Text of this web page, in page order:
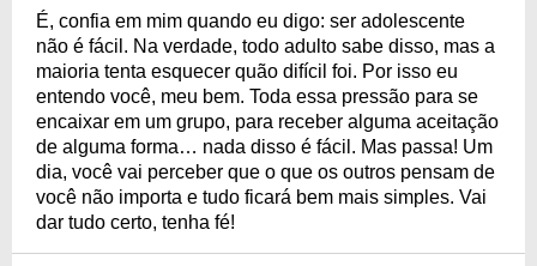
É, confia em mim quando eu digo: ser adolescente
não é fácil. Na verdade, todo adulto sabe disso, mas a
maioria tenta esquecer quão difícil foi. Por isso eu
entendo você, meu bem. Toda essa pressão para se
encaixar em um grupo, para receber alguma aceitação
de alguma forma… nada disso é fácil. Mas passa! Um
dia, você vai perceber que o que os outros pensam de
você não importa e tudo ficará bem mais simples. Vai
dar tudo certo, tenha fé!